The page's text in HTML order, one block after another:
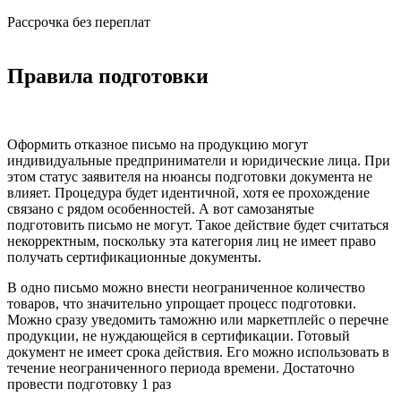
Рассрочка без переплат
Правила подготовки
Оформить отказное письмо на продукцию могут
индивидуальные предприниматели и юридические лица. При
этом статус заявителя на нюансы подготовки документа не
влияет. Процедура будет идентичной, хотя ее прохождение
связано с рядом особенностей. А вот самозанятые
подготовить письмо не могут. Такое действие будет считаться
некорректным, поскольку эта категория лиц не имеет право
получать сертификационные документы.
В одно письмо можно внести неограниченное количество
товаров, что значительно упрощает процесс подготовки.
Можно сразу уведомить таможню или маркетплейс о перечне
продукции, не нуждающейся в сертификации. Готовый
документ не имеет срока действия. Его можно использовать в
течение неограниченного периода времени. Достаточно
провести подготовку 1 раз